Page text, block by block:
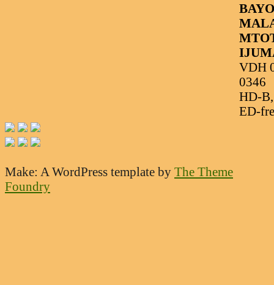
VDH
0346
HD-
ED-
Make: A WordPress template by The Theme
Foundry